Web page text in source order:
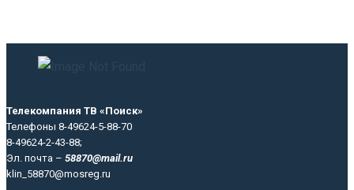
Телекомпания ТВ «Поиск»
Телефоны 8-49624-5-88-70
8-49624-2-43-88;
Эл. почта – 58870@mail.ru
klin_58870@mosreg.ru